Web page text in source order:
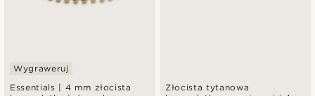
Essentials | 4 mm złocista
Wygraweruj
Złocista tytanowa